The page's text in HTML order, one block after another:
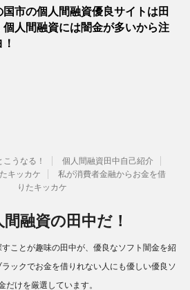
国市の個人間融資優良サイトは田
個人間融資には闇金が多いから注
うなる！
個人間融資田中自己紹介
キッカケ
私が消費者金融からお金を借
りたキッカケ
融資の田中だ！
ことが趣味の田中が、優良なソフト闇金を紹
ックでお金を借りれない人にも優しい優良ソ
だけを厳選しています。